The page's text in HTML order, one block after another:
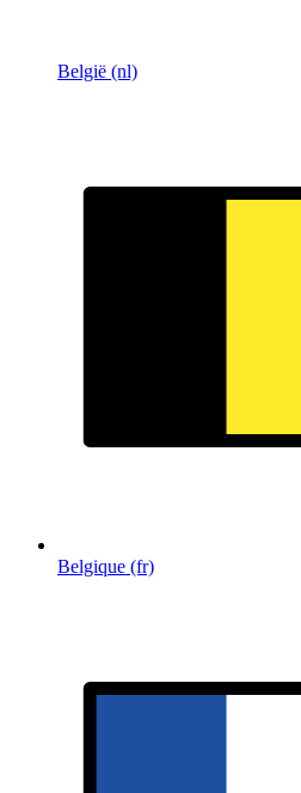
België (nl)
Belgique (fr)